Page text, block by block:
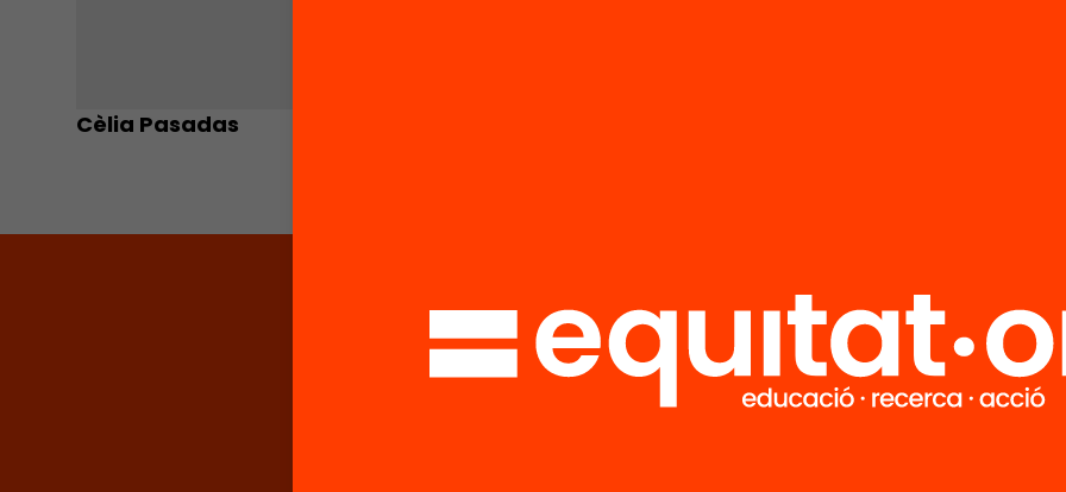
Cèlia Pasadas
Tria equitat
Rep continguts, iniciatives i projectes